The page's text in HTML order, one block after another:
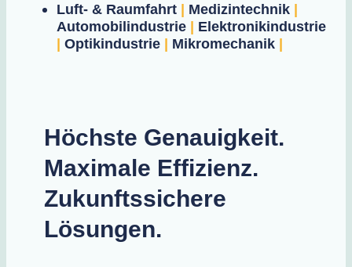
Luft- & Raumfahrt | Medizintechnik |
Automobilindustrie | Elektronikindustrie
| Optikindustrie | Mikromechanik |
Höchste Genauigkeit.
Maximale Effizienz.
Zukunftssichere
Lösungen.